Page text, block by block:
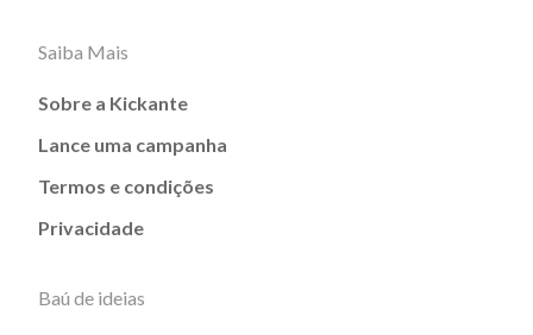
Saiba Mais
Sobre a Kickante
Lance uma campanha
Termos e condições
Privacidade
Baú de ideias